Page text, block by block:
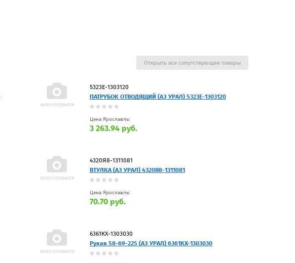
5323Е-1303120
ПАТРУБОК ОТВОДЯЩИЙ (АЗ УРАЛ) 5323Е-1303120
Цена Ярославль:
3 263.94 руб.
4320Я8-1311081
ВТУЛКА (АЗ УРАЛ) 4320Я8-1311081
Цена Ярославль:
70.70 руб.
6361КХ-1303030
Рукав 58-69-225 (АЗ УРАЛ) 6361КХ-1303030
Открыть все сопутствующие товары